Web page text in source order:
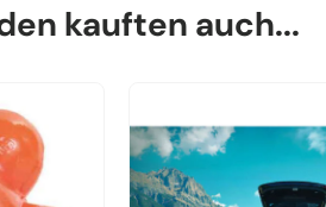
kauften auch...